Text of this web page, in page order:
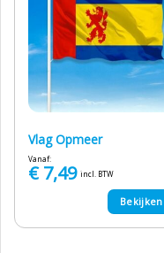
Vlag Opmeer
Vanaf:
€7,49 incl. BTW
Bekijken